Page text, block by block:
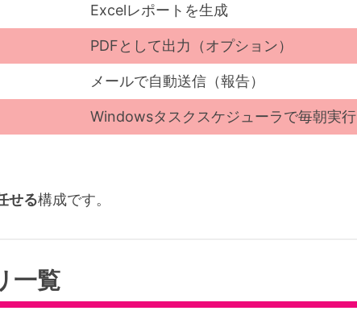
Excelレポートを生成
PDFとして出力（オプション）
メールで自動送信（報告）
Windowsタスクスケジューラで毎朝実行
せる構成です。
一覧